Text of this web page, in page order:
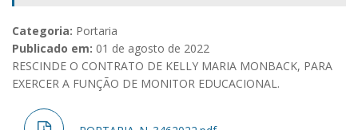
Categoria: Portaria
Publicado em: 01 de agosto de 2022
RESCINDE O CONTRATO DE KELLY MARIA MONBACK, PARA
EXERCER A FUNÇÃO DE MONITOR EDUCACIONAL.